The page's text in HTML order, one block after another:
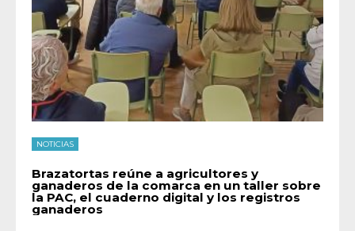
NOTICIAS
Brazatortas reúne a agricultores y
ganaderos de la comarca en un taller sobre
la PAC, el cuaderno digital y los registros
ganaderos